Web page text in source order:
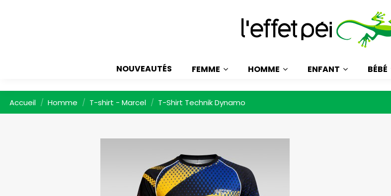
NOUVEAUTÉS FEMME HOMME ENFANT BÉBÉ
Accueil Homme T-shirt - Marcel T-Shirt Technik Dynamo